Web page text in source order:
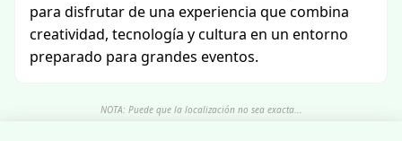
para disfrutar de una experiencia que combina
creatividad, tecnología y cultura en un entorno
preparado para grandes eventos.
NOTA: Puede que la localización no sea exacta...